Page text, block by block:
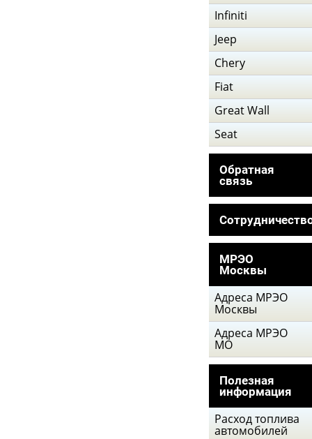
Infiniti
Jeep
Chery
Fiat
Great Wall
Seat
Обратная
связь
МРЭО
Москвы
Адреса МРЭО
Москвы
Адреса МРЭО
МО
Полезная
информация
Расход топлива
автомобилей